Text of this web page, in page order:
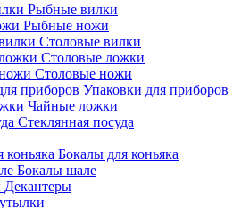
Рыбные вилки
Рыбные ножи
Столовые вилки
Столовые ложки
Столовые ножи
Упаковки для приборов
Чайные ложки
Стеклянная посуда
Бокалы для коньяка
Бокалы шале
Декантеры